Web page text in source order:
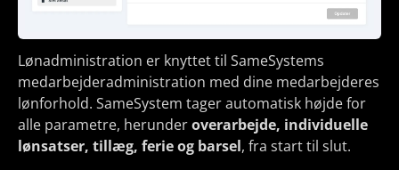
Lønadministration er knyttet til SameSystems
medarbejderadministration med dine medarbejderes
lønforhold. SameSystem tager automatisk højde for
alle parametre, herunderoverarbejde, individuelle
lønsatser, tillæg, ferie og barsel, fra start til slut.